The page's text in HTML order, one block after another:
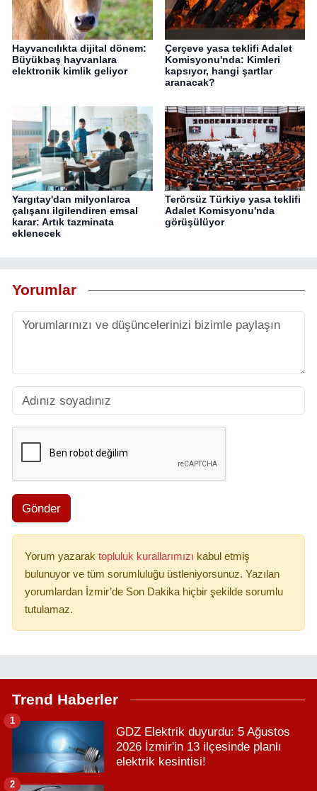
Hayvancılıkta dijital dönem:
Büyükbaş hayvanlara
elektronik kimlik geliyor
Çerçeve yasa teklifi Adalet
Komisyonu'nda: Kimleri
kapsıyor, hangi şartlar
aranacak?
Yargıtay'dan milyonlarca
çalışanı ilgilendiren emsal
karar: Artık tazminata
eklenecek
Terörsüz Türkiye yasa teklifi
Adalet Komisyonu'nda
görüşülüyor
Yorumlar
Gönder
Yorum yazarak topluluk kurallarımızı kabul etmiş
bulunuyor ve tüm sorumluluğu üstleniyorsunuz. Yazılan
yorumlardan İzmir’de Son Dakika hiçbir şekilde sorumlu
tutulamaz.
Trend Haberler
GDZ Elektrik duyurdu: 5 Ağustos
2026 İzmir'in 13 ilçesinde planlı
elektrik kesintisi!
1
2